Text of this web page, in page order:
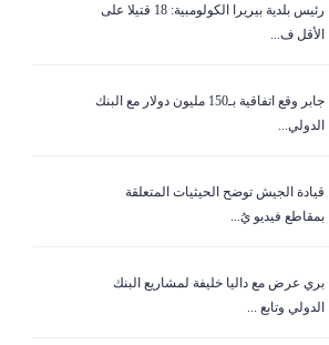
رئيس بلدية بيريرا الكولومبية: 18 قتيلا على
الأقل ف...
جابر وقع اتفاقية بـ150 مليون دولار مع البنك
الدولي...
قيادة الجيش توضح الحيثيات المتعلقة
بمقاطع فيديو يُ...
بري عرض مع داليا خليفة لمشاريع البنك
الدولي وتابع ...